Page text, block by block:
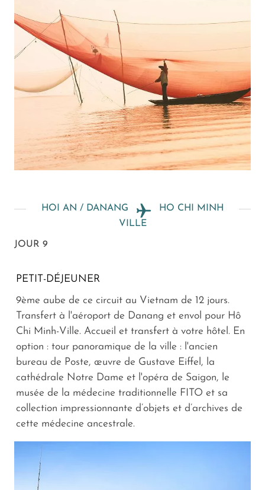
HOI AN / DANANG
HO CHI MINH
VILLE
JOUR 9
PETIT-DÉJEUNER
9ème aube de ce circuit au Vietnam de 12 jours.
Transfert à l'aéroport de Danang et envol pour Hô
Chi Minh-Ville. Accueil et transfert à votre hôtel. En
option : tour panoramique de la ville : l'ancien
bureau de Poste, œuvre de Gustave Eiffel, la
cathédrale Notre Dame et l'opéra de Saigon, le
musée de la médecine traditionnelle FITO et sa
collection impressionnante d’objets et d’archives de
cette médecine ancestrale.